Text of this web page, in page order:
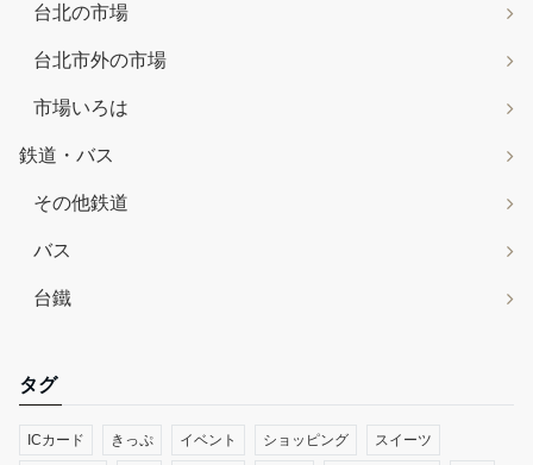
台北の市場
台北市外の市場
市場いろは
鉄道・バス
その他鉄道
バス
台鐵
タグ
ICカード きっぷ イベント ショッピング スイーツ